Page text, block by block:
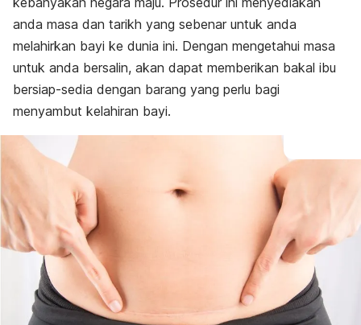
anda masa dan tarikh yang sebenar untuk anda
melahirkan bayi ke dunia ini. Dengan mengetahui masa
untuk anda bersalin, akan dapat memberikan bakal ibu
bersiap-sedia dengan barang yang perlu bagi
menyambut kelahiran bayi.